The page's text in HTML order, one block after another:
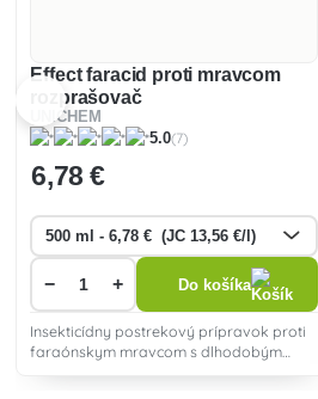
Effect faracid proti mravcom
rozprašovač
UNICHEM
5.0(7)
6,78 €
− + Do košíka
Insekticídny postrekový prípravok proti
faraónskym mravcom s dlhodobým